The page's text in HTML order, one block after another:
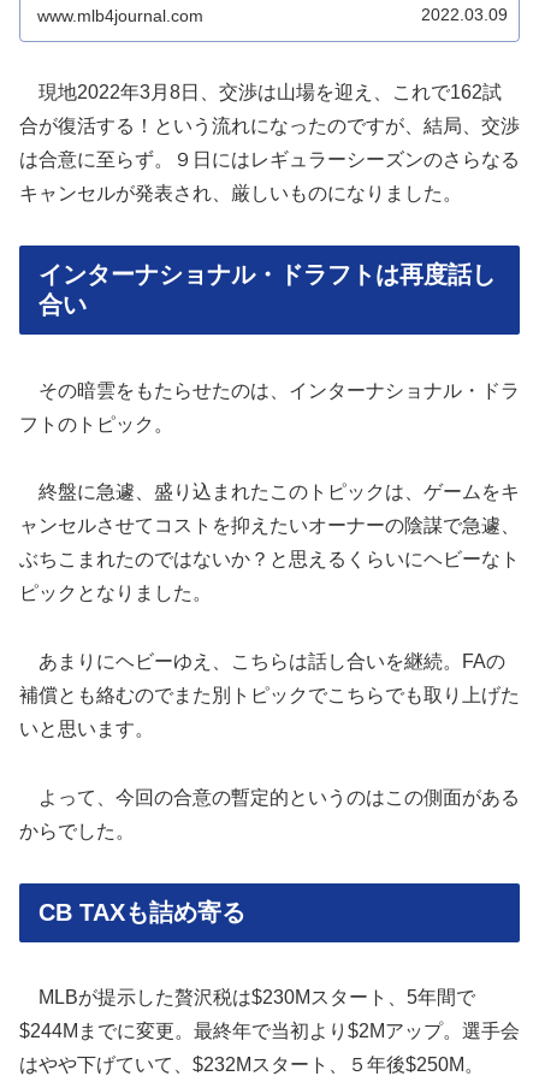
www.mlb4journal.com 2022.03.09
現地2022年3月8日、交渉は山場を迎え、これで162試
合が復活する！という流れになったのですが、結局、交渉
は合意に至らず。９日にはレギュラーシーズンのさらなる
キャンセルが発表され、厳しいものになりました。
インターナショナル・ドラフトは再度話し
合い
その暗雲をもたらせたのは、インターナショナル・ドラ
フトのトピック。
終盤に急遽、盛り込まれたこのトピックは、ゲームをキ
ャンセルさせてコストを抑えたいオーナーの陰謀で急遽、
ぶちこまれたのではないか？と思えるくらいにヘビーなト
ピックとなりました。
あまりにヘビーゆえ、こちらは話し合いを継続。FAの
補償とも絡むのでまた別トピックでこちらでも取り上げた
いと思います。
よって、今回の合意の暫定的というのはこの側面がある
からでした。
CB TAXも詰め寄る
MLBが提示した贅沢税は$230Mスタート、5年間で
$244Mまでに変更。最終年で当初より$2Mアップ。選手会
はやや下げていて、$232Mスタート、５年後$250M。